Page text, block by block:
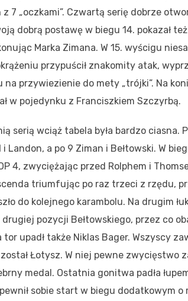
z 7 „oczkami”. Czwartą serię dobrze
dobrą postawę w biegu 14. pokazał
Marka Zimana. W 15. wyścigu
przypuścił znakomity atak,
na przywiezienie do mety „trójki”. Na
w pojedynku z Franciszkiem Szczyrbą.
serią wciąż tabela była bardzo ciasna.
Landon, a po 9 Ziman i Bełtowski. W
4, zwyciężając przed Rolphem i
triumfując po raz trzeci z rzędu,
do kolejnego karambolu. Na drugim
pozycji Bełtowskiego, przez co
tor upadł także Niklas Bager. Wszyscy
Łotysz. W niej pewne zwycięstwo
medal. Ostatnia gonitwa padła
sobie start w biegu dodatkowym